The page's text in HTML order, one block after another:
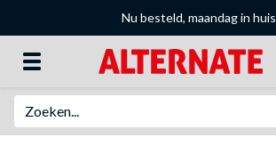
Nu besteld, maandag in huis